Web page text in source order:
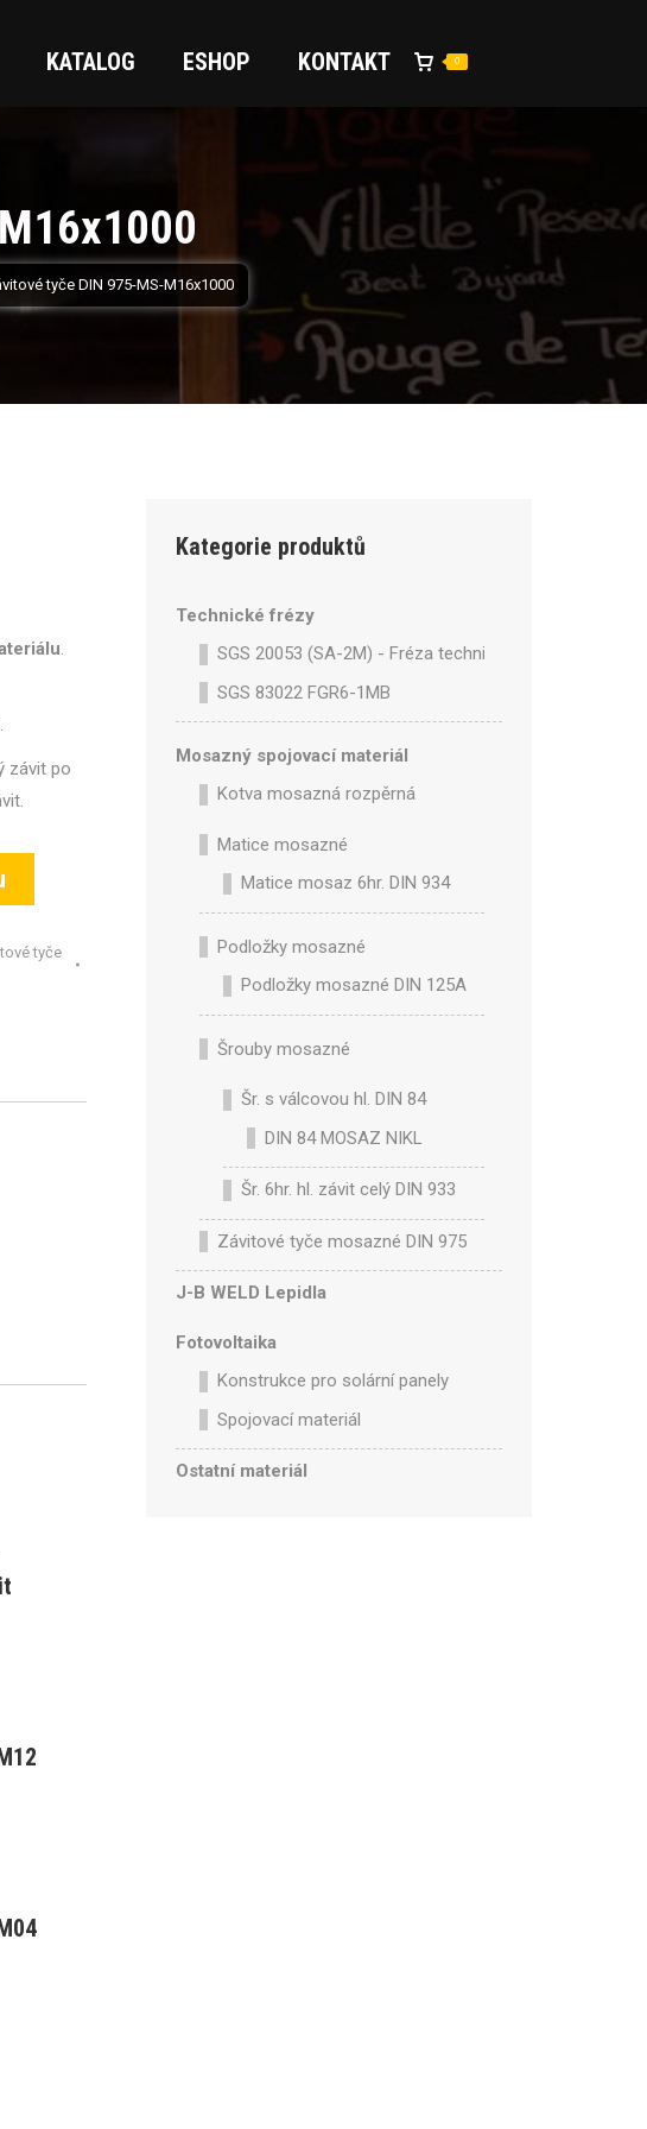
KATALOG ESHOP KONTAKT 0
tyče DIN 975-MS-M16x1000
.
závit po
tyče
Kategorie produktů
Technické frézy
SGS 20053 (SA-2M) - Fréza technická SA-2M válcová
SGS 83022 FGR6-1MB
Mosazný spojovací materiál
Kotva mosazná rozpěrná
Matice mosazné
Matice mosaz 6hr. DIN 934
Podložky mosazné
Podložky mosazné DIN 125A
Šrouby mosazné
Šr. s válcovou hl. DIN 84
DIN 84 MOSAZ NIKL
Šr. 6hr. hl. závit celý DIN 933
Závitové tyče mosazné DIN 975
J-B WELD Lepidla
Fotovoltaika
Konstrukce pro solární panely
Spojovací materiál
Ostatní materiál